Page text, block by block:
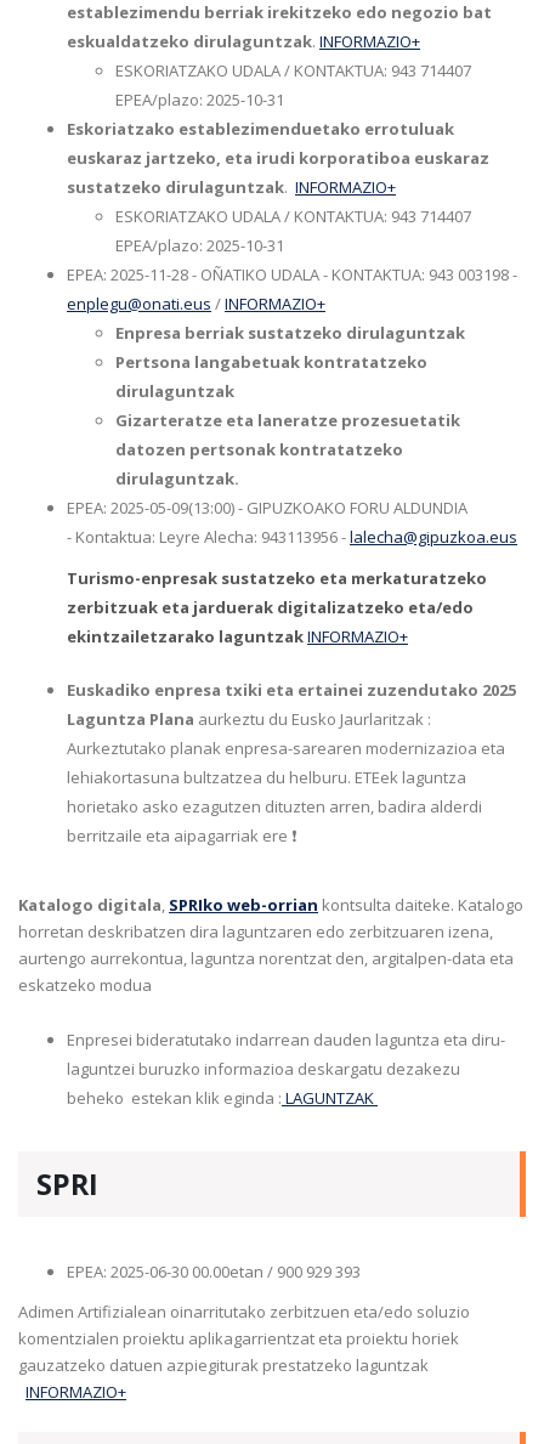
establezimendu berriak irekitzeko edo negozio bat
eskualdatzeko dirulaguntzak. INFORMAZIO+
ESKORIATZAKO UDALA / KONTAKTUA: 943 714407
EPEA/plazo: 2025-10-31
Eskoriatzako establezimenduetako errotuluak
euskaraz jartzeko, eta irudi korporatiboa euskaraz
sustatzeko dirulaguntzak. INFORMAZIO+
ESKORIATZAKO UDALA / KONTAKTUA: 943 714407
EPEA/plazo: 2025-10-31
EPEA: 2025-11-28 - OÑATIKO UDALA - KONTAKTUA: 943 003198 -
enplegu@onati.eus /INFORMAZIO+
Enpresa berriak sustatzeko dirulaguntzak
Pertsona langabetuak kontratatzeko
dirulaguntzak
Gizarteratze eta laneratze prozesuetatik
datozen pertsonak kontratatzeko
dirulaguntzak.
EPEA: 2025-05-09(13:00) - GIPUZKOAKO FORU ALDUNDIA
- Kontaktua: Leyre Alecha: 943113956 -lalecha@gipuzkoa.eus
Turismo-enpresak sustatzeko eta merkaturatzeko
zerbitzuak eta jarduerak digitalizatzeko eta/edo
ekintzailetzarako laguntzakINFORMAZIO+
Euskadiko enpresa txiki eta ertainei zuzendutako 2025
Laguntza Plana aurkeztu du Eusko Jaurlaritzak :
Aurkeztutako planak enpresa-sarearen modernizazioa eta
lehiakortasuna bultzatzea du helburu. ETEek laguntza
horietako asko ezagutzen dituzten arren, badira alderdi
berritzaile eta aipagarriak ere ❗
Katalogo digitala, SPRIko web-orrian kontsulta daiteke. Katalogo
horretan deskribatzen dira laguntzaren edo zerbitzuaren izena,
aurtengo aurrekontua, laguntza norentzat den, argitalpen-data eta
eskatzeko modua
Enpresei bideratutako indarrean dauden laguntza eta diru-
laguntzei buruzko informazioa deskargatu dezakezu
beheko estekan klik eginda : LAGUNTZAK
SPRI
EPEA: 2025-06-30 00.00etan / 900 929 393
Adimen Artifizialean oinarritutako zerbitzuen eta/edo soluzio
komentzialen proiektu aplikagarrientzat eta proiektu horiek
gauzatzeko datuen azpiegiturak prestatzeko laguntzak
INFORMAZIO+